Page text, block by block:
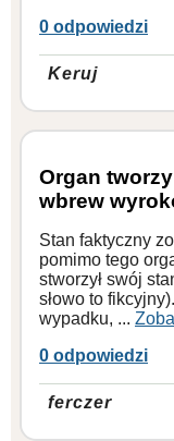
0 odpowiedzi
Keruj
Organ
wbrew
Stan faktyczny
pomimo tego
stworzył swój
słowo to
wypadku, ...
0 odpowiedzi
ferczer